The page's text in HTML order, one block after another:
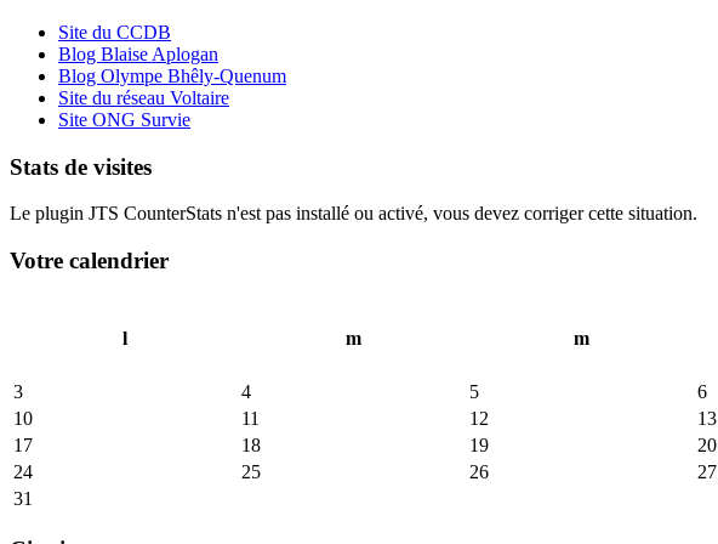
Site du CCDB
Blog Blaise Aplogan
Blog Olympe Bhêly-Quenum
Site du réseau Voltaire
Site ONG Survie
Stats de visites
Le plugin JTS CounterStats n'est pas installé ou activé, vous devez corriger cette situation.
Votre calendrier
l
m m
3
4 5 6
10
11 12 13
17
18 19 20
24
25 26 27
31